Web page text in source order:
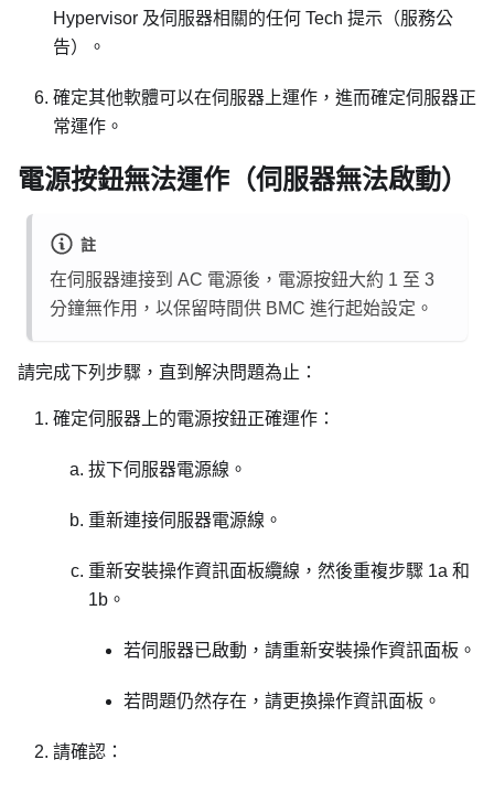
Hypervisor 及伺服器相關的任何 Tech 提示（服務公
告）。
確定其他軟體可以在伺服器上運作，進而確定伺服器正
常運作。
電源按鈕無法運作（伺服器無法啟動）
註
在伺服器連接到 AC 電源後，電源按鈕大約 1 至 3
分鐘無作用，以保留時間供 BMC 進行起始設定。
請完成下列步驟，直到解決問題為止：
確定伺服器上的電源按鈕正確運作：
拔下伺服器電源線。
重新連接伺服器電源線。
重新安裝操作資訊面板纜線，然後重複步驟 1a 和
1b。
若伺服器已啟動，請重新安裝操作資訊面板。
若問題仍然存在，請更換操作資訊面板。
請確認：